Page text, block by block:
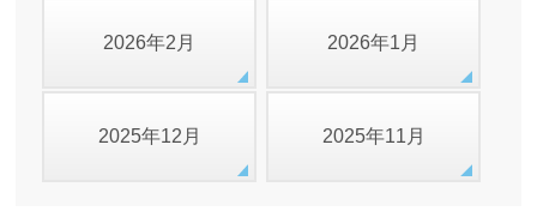
2026年2月 2026年1月
2025年12月 2025年11月